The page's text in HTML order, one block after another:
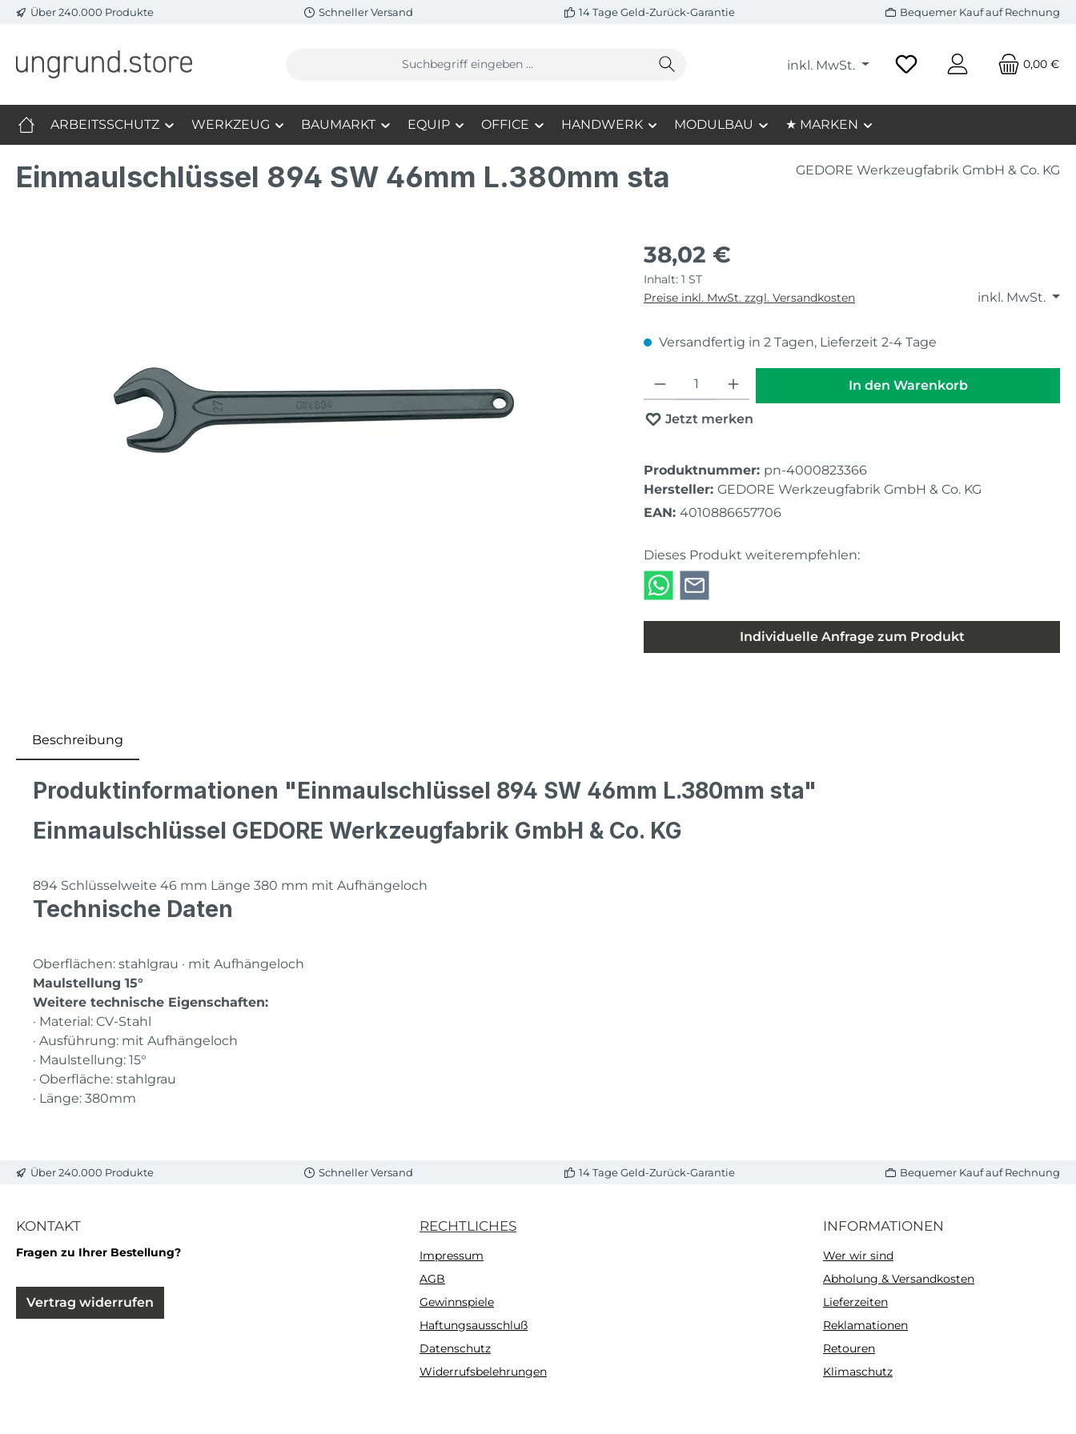
Hauptinhalt springen
Zur Suche springen
Zur Hauptnavigation springen
Über 240.000 Produkte Schneller Versand 14 Tage Geld-Zurück-Garantie Bequemer Kauf auf Rechnung
inkl. MwSt. 0,00 €
ARBEITSSCHUTZ WERKZEUG BAUMARKT EQUIP OFFICE HANDWERK MODULBAU ★ MARKEN
Einmaulschlüssel 894 SW 46mm L.380mm sta GEDORE Werkzeugfabrik GmbH & Co. KG
38,02 €
Inhalt: 1 ST
inkl. MwSt.
Preise inkl. MwSt. zzgl. Versandkosten
Versandfertig in 2 Tagen, Lieferzeit 2-4 Tage
Produkt Anzahl: Gib den gewünschten Wert ein oder benutze die
In den Warenkorb
Jetzt merken
Produktnummer: pn-4000823366
Hersteller: GEDORE Werkzeugfabrik GmbH & Co. KG
EAN: 4010886657706
Dieses Produkt weiterempfehlen:
Individuelle Anfrage zum Produkt
Beschreibung
Produktinformationen "Einmaulschlüssel 894 SW 46mm L.380mm sta"
Einmaulschlüssel GEDORE Werkzeugfabrik GmbH & Co. KG
894 Schlüsselweite 46 mm Länge 380 mm mit Aufhängeloch
Technische Daten
Oberflächen: stahlgrau · mit Aufhängeloch
Maulstellung 15°
Weitere technische Eigenschaften:
· Material: CV-Stahl
· Ausführung: mit Aufhängeloch
· Maulstellung: 15°
· Oberfläche: stahlgrau
· Länge: 380mm
Über 240.000 Produkte Schneller Versand 14 Tage Geld-Zurück-Garantie Bequemer Kauf auf Rechnung
KONTAKT
Fragen zu Ihrer Bestellung?
Vertrag widerrufen
RECHTLICHES
Impressum
AGB
Gewinnspiele
Haftungsausschluß
Datenschutz
Widerrufsbelehrungen
INFORMATIONEN
Wer wir sind
Abholung & Versandkosten
Lieferzeiten
Reklamationen
Retouren
Klimaschutz